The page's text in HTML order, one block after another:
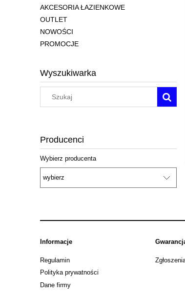
AKCESORIA ŁAZIENKOWE
OUTLET
NOWOŚCI
PROMOCJE
Wyszukiwarka
Producenci
Wybierz producenta
Informacje
Regulamin
Polityka prywatności
Dane firmy